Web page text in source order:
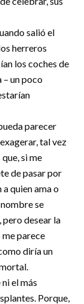
receipt.
salió el
herreros
los coches de
– un poco
parecer
tal vez
si me
de pasar por
quien ama o
se
desear la
me parece
diría un
el más
Porque,